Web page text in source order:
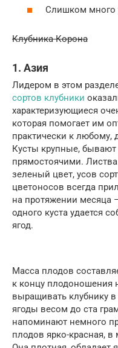
Слишком много
Клубника Корона
1. Азия
Лидером в этом
сортов клубники
характеризующиеся
которая помогает им
практически к любому,
Кусты крупные,
прямостоячими.
зеленый цвет, усов
цветоносов всегда
на протяжении месяца
одного куста удается
ягод.
Масса плодов
к концу плодоношения
выращивать клубнику
ягоды весом до ста
напоминают немного
плодов ярко-красная, в